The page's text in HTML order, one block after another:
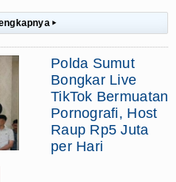
▸
Polda Sumut
Bongkar Live
TikTok Bermuatan
Pornografi, Host
Raup Rp5 Juta
per Hari